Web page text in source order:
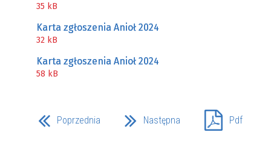
35 kB
Karta zgłoszenia Anioł 2024
32 kB
Karta zgłoszenia Anioł 2024
58 kB
Poprzednia Następna Pdf